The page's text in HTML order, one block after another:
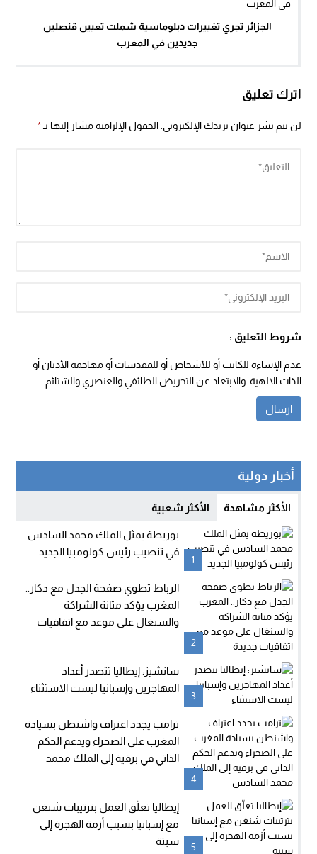
الجزائر تجري تغييرات دبلوماسية شملت تعيين قنصلين
جديدين في المغرب
اترك تعليق
لن يتم نشر عنوان بريدك الإلكتروني. الحقول الإلزامية مشار إليها بـ*
شروط التعليق :
عدم الإساءة للكاتب أو للأشخاص أو للمقدسات أو مهاجمة الأديان أو
الذات الالهية. والابتعاد عن التحريض الطائفي والعنصري والشتائم.
أخبار دولية
الأكثر مشاهدة الأكثر شعبية
1
بوريطة يمثل الملك محمد السادس
في تنصيب رئيس كولومبيا الجديد
2
الرباط تطوي صفحة الجدل مع دكار..
المغرب يؤكد متانة الشراكة
والسنغال على موعد مع اتفاقيات
3
سانشيز: إيطاليا تتصدر أعداد
المهاجرين وإسبانيا ليست الاستثناء
4
ترامب يجدد اعتراف واشنطن بسيادة
المغرب على الصحراء ويدعم الحكم
الذاتي في برقية إلى الملك محمد
5
إيطاليا تعلّق العمل بترتيبات شنغن
مع إسبانيا بسبب أزمة الهجرة إلى
سبتة